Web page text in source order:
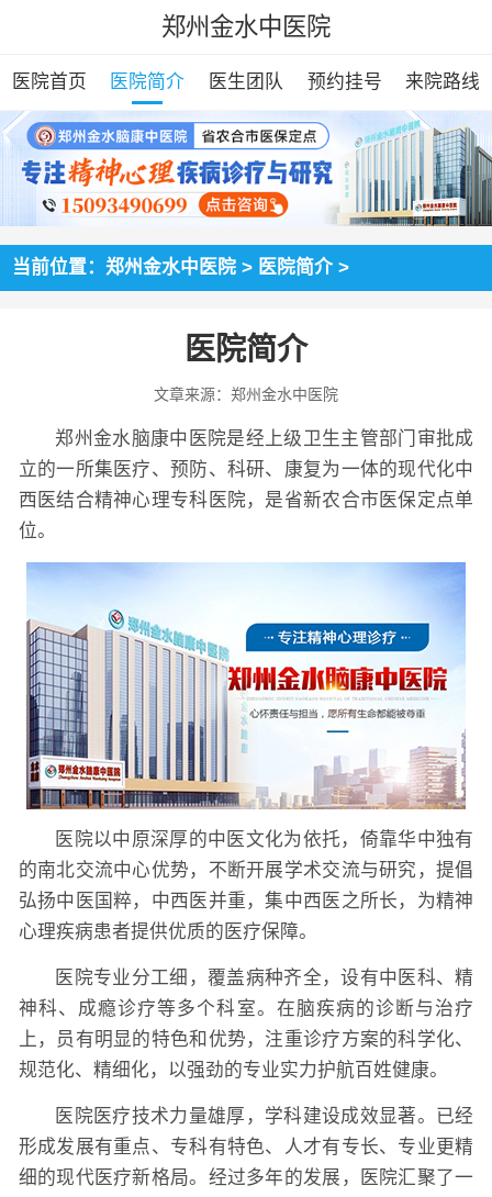
郑州金水中医院
医院首页 医院简介 医生团队 预约挂号 来院路线
当前位置：郑州金水中医院 > 医院简介 >
医院简介
文章来源：郑州金水中医院
郑州金水脑康中医院是经上级卫生主管部门审批成
立的一所集医疗、预防、科研、康复为一体的现代化中
西医结合精神心理专科医院，是省新农合市医保定点单
位。
医院以中原深厚的中医文化为依托，倚靠华中独有
的南北交流中心优势，不断开展学术交流与研究，提倡
弘扬中医国粹，中西医并重，集中西医之所长，为精神
心理疾病患者提供优质的医疗保障。
医院专业分工细，覆盖病种齐全，设有中医科、精
神科、成瘾诊疗等多个科室。在脑疾病的诊断与治疗
上，员有明显的特色和优势，注重诊疗方案的科学化、
规范化、精细化，以强劲的专业实力护航百姓健康。
医院医疗技术力量雄厚，学科建设成效显著。已经
形成发展有重点、专科有特色、人才有专长、专业更精
细的现代医疗新格局。经过多年的发展，医院汇聚了一